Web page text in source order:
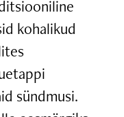
kohalikud
sündmusi.